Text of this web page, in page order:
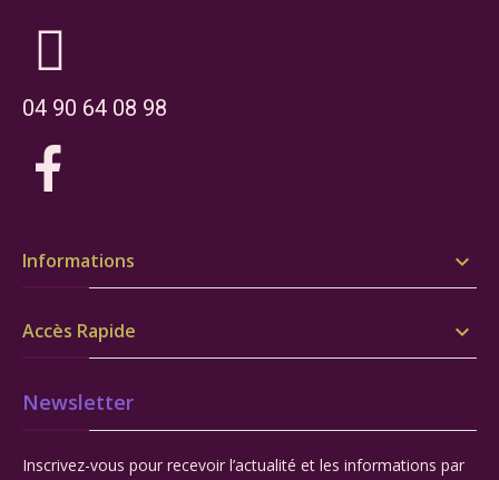
04 90 64 08 98
Informations 
Accès Rapide 
Newsletter
Inscrivez-vous pour recevoir l’actualité et les informations par